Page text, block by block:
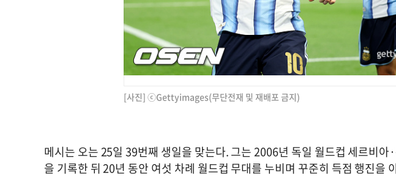
[사진] ⓒGettyimages(무단전재 및 재배포 금지)
메시는 오는 25일 39번째 생일을 맞는다. 그는 2006년 독일 월드컵 세르비아
을 기록한 뒤 20년 동안 여섯 차례 월드컵 무대를 누비며 꾸준히 득점 행진을